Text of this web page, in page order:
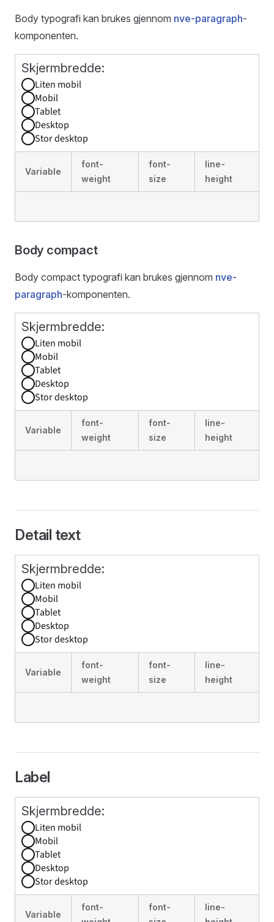
Body typografi kan brukes gjennom nve-paragraph-
komponenten.
Liten mobil
Mobil
Tablet
Desktop
Stor desktop
Variable
font-
weight
font-
size
line-
height
Body compact
Body compact typografi kan brukes gjennom nve-
paragraph-komponenten.
Liten mobil
Mobil
Tablet
Desktop
Stor desktop
Variable
font-
weight
font-
size
line-
height
Detail text
Liten mobil
Mobil
Tablet
Desktop
Stor desktop
Variable
font-
weight
font-
size
line-
height
Label
Liten mobil
Mobil
Tablet
Desktop
Stor desktop
Variable
font-
font-
line-